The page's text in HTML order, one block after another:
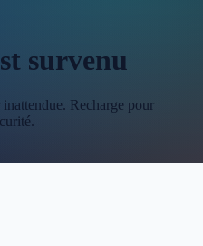
survenu
Recharge pour